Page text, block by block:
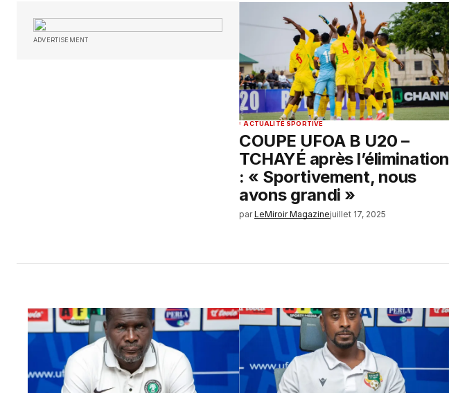
ADVERTISEMENT
ACTUALITÉ SPORTIVE
COUPE UFOA B U20 –
TCHAYÉ après l’élimination
: « Sportivement, nous
avons grandi »
par LeMiroir Magazinejuillet 17, 2025